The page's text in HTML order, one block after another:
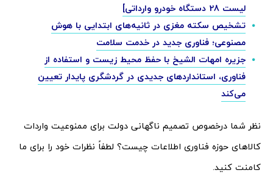
لیست 28 دستگاه خودرو وارداتی]
تشخیص سکته مغزی در ثانیه‌های ابتدایی با هوش
مصنوعی؛ فناوری جدید در خدمت سلامت
جزیره امهات الشیخ با حفظ محیط زیست و استفاده از
فناوری، استانداردهای جدیدی در گردشگری پایدار تعیین
می‌کند
نظر شما درخصوص تصمیم ناگهانی دولت برای ممنوعیت واردات
کالاهای حوزه فناوری اطلاعات چیست؟ لطفاً نظرات خود را برای ما
کامنت کنید.